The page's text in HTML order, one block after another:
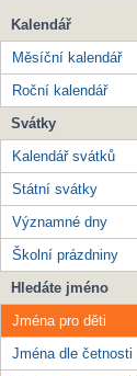
Kalendář
Měsíční kalendář
Roční kalendář
Svátky
Kalendář svátků
Státní svátky
Významné dny
Školní prázdniny
Hledáte jméno
Jména pro děti
Jména dle četnosti